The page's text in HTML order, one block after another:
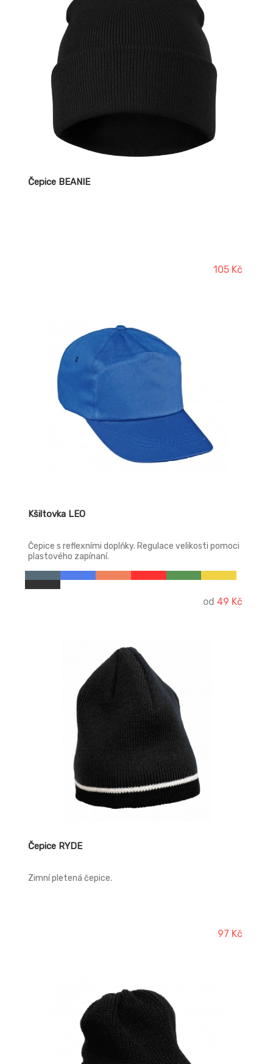
Čepice BEANIE
105 Kč
Kšiltovka LEO
Čepice s reflexními doplňky. Regulace velikosti pomoci
plastového zapínaní.
od 49 Kč
Čepice RYDE
Zimní pletená čepice.
97 Kč